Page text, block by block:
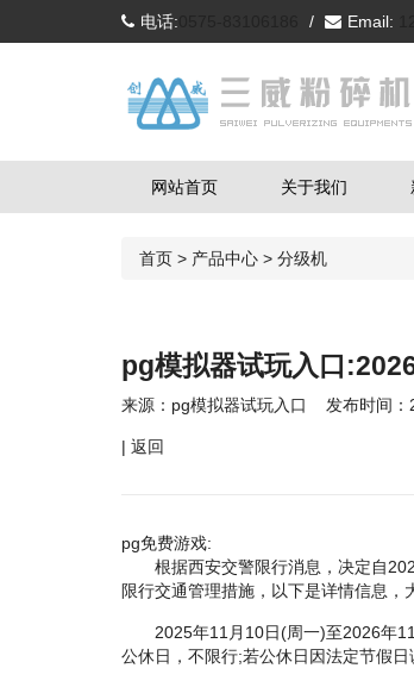
电话: / Email:
网站首页 关于我们
首页 > 产品中心 > 分级机
pg模拟器试玩入口
来源： pg模拟器试玩入口 发布时间：
| 返回
pg免费游戏:
根据西安交警限行消息，决定自
限行交通管理措施，以下是详情信息，
2025年11月10日(周一)至2026年11
公休日，不限行;若公休日因法定节假日